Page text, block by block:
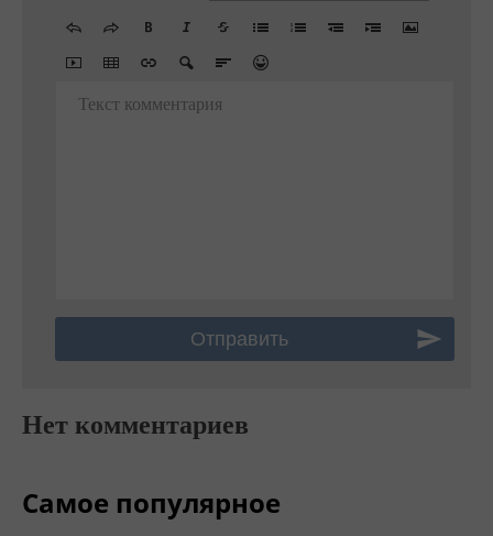
Текст комментария
Нет комментариев
Самое популярное